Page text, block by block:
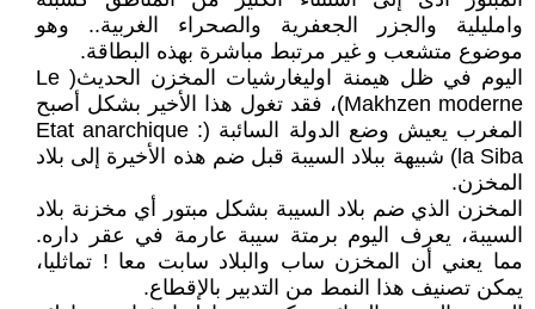
وامليلية والجزر الجعفرية والصحراء الغربية.. وهو
موضوع متشعب و غير مرتبط مباشرة بهذه البطاقة.
اليوم في ظل هيمنة اوليغارشيات المخزن الحديث( Le
Makhzen moderne)، فقد تغول هذا الأخير بشكل أصبح
المغرب يعيش وضع الدولة السائبة (Etat anarchique :
la Siba) شبيهة ببلاد السيبة قبل ضم هذه الأخيرة إلى بلاد
المخزن.
المخزن الذي ضم بلاد السيبة بشكل مبتور أي مخزنة بلاد
السيبة، يعرف اليوم برمتة سيبة عارمة في عقر داره.
مما يعني أن المخزن ساب والبلاد سابت معا ! تماثليا،
يمكن تصنيف هذا النمط من التدبير بالإقطاع.